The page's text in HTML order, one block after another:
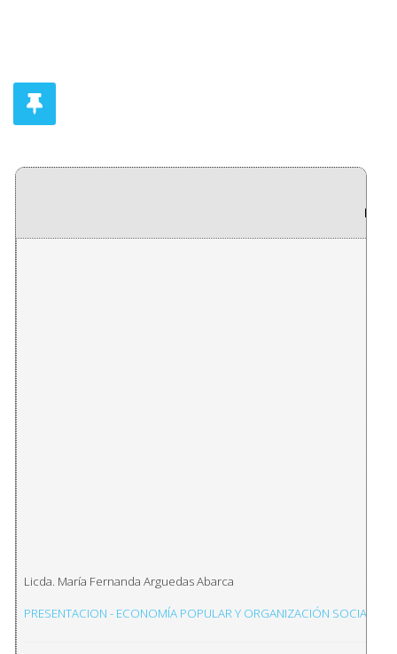
Licda. María Fernanda Arguedas Abarca
PRESENTACION - ECONOMÍA POPULAR Y ORGANIZACIÓN SOCIAL